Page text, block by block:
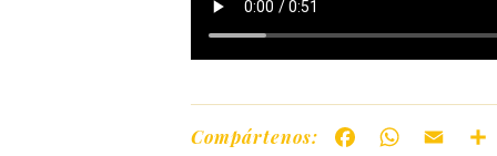
Compártenos: FacebookWhatsApp